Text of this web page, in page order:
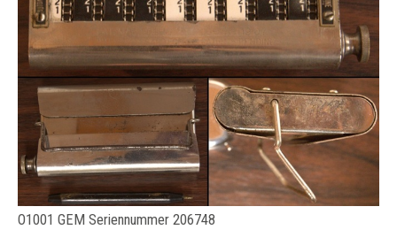
O1001 GEM Seriennummer 206748